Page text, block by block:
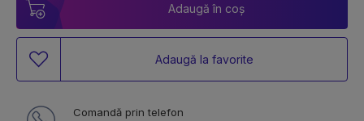
Adaugă în coș
Adaugă la favorite
Comandă prin telefon